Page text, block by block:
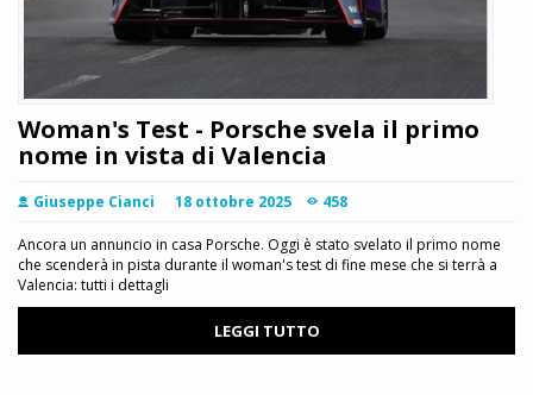
Woman's Test - Porsche svela il primo
nome in vista di Valencia
Giuseppe Cianci 18 ottobre 2025 458
Ancora un annuncio in casa Porsche. Oggi è stato svelato il primo nome
che scenderà in pista durante il woman's test di fine mese che si terrà a
Valencia: tutti i dettagli
LEGGI TUTTO